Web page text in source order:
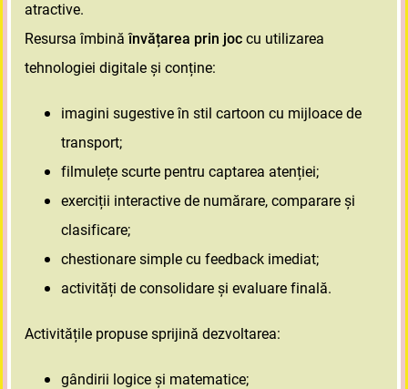
atractive.
Resursa îmbinăînvățarea prin joc cu utilizarea
tehnologiei digitale și conține:
imagini sugestive în stil cartoon cu mijloace de
transport;
filmulețe scurte pentru captarea atenției;
exerciții interactive de numărare, comparare și
clasificare;
chestionare simple cu feedback imediat;
activități de consolidare și evaluare finală.
Activitățile propuse sprijină dezvoltarea:
gândirii logice și matematice;